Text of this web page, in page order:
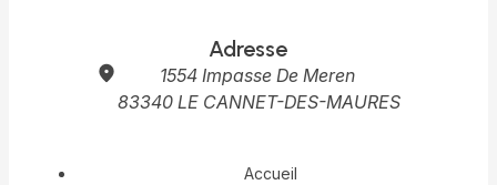
Adresse
1554 Impasse De Meren
83340 LE CANNET-DES-MAURES
Accueil